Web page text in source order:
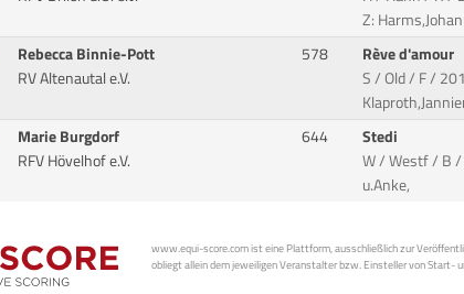
Z:
Rebecca Binnie-Pott
RV Altenautal e.V.
578
Rève d'amour
S / Old / F /
Marie Burgdorf
RFV Hövelhof e.V.
644
Stedi
W / Westf / B /
u.Anke,
www.equi-score.com ist eine Plattform, ausschließlich zur
obliegt allein dem jeweiligen Veranstalter bzw. Einsteller von Start-